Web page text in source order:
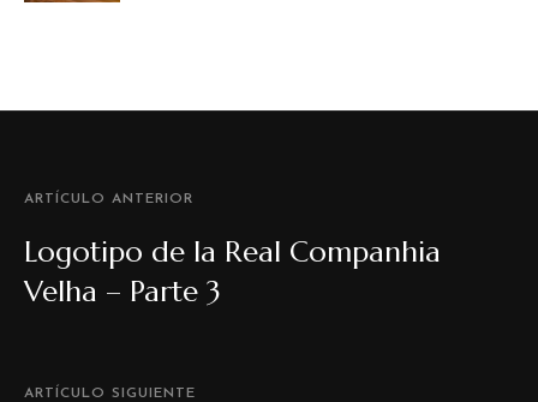
ARTÍCULO ANTERIOR
Logotipo de la Real Companhia
Velha – Parte 3
ARTÍCULO SIGUIENTE